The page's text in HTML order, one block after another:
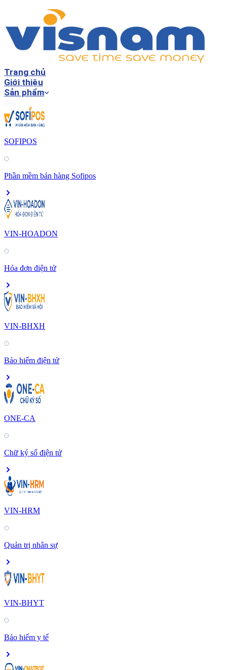
Trang chủ
Giới thiệu
Sản phẩm
SOFIPOS
Phần mềm bán hàng Sofipos
VIN-HOADON
Hóa đơn điện tử
VIN-BHXH
Bảo hiểm điện tử
ONE-CA
Chữ ký số điện tử
VIN-HRM
Quản trị nhân sự
VIN-BHYT
Bảo hiểm y tế